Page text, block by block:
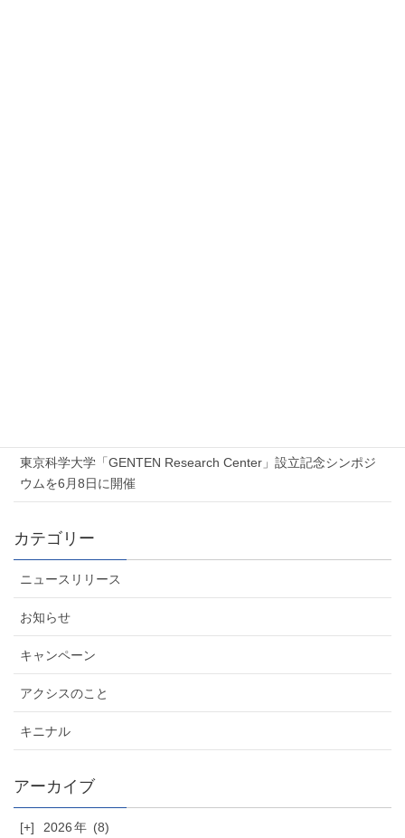
東京科学大学「GENTEN Research Center」設立記念シンポジ
ウムを6月8日に開催
カテゴリー
ニュースリリース
お知らせ
キャンペーン
アクシスのこと
キニナル
[+] 2026 (8)